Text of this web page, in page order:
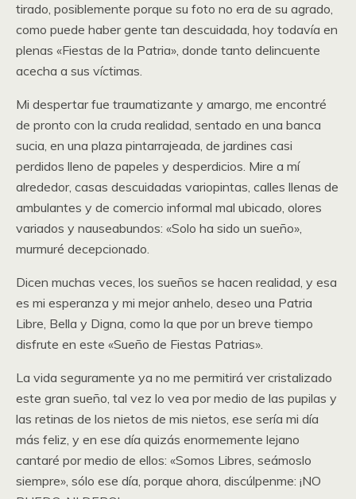
tirado, posiblemente porque su foto no era de su agrado,
como puede haber gente tan descuidada, hoy todavía en
plenas «Fiestas de la Patria», donde tanto delincuente
acecha a sus víctimas.
Mi despertar fue traumatizante y amargo, me encontré
de pronto con la cruda realidad, sentado en una banca
sucia, en una plaza pintarrajeada, de jardines casi
perdidos lleno de papeles y desperdicios. Mire a mí
alrededor, casas descuidadas variopintas, calles llenas de
ambulantes y de comercio informal mal ubicado, olores
variados y nauseabundos: «Solo ha sido un sueño»,
murmuré decepcionado.
Dicen muchas veces, los sueños se hacen realidad, y esa
es mi esperanza y mi mejor anhelo, deseo una Patria
Libre, Bella y Digna, como la que por un breve tiempo
disfrute en este «Sueño de Fiestas Patrias».
La vida seguramente ya no me permitirá ver cristalizado
este gran sueño, tal vez lo vea por medio de las pupilas y
las retinas de los nietos de mis nietos, ese sería mi día
más feliz, y en ese día quizás enormemente lejano
cantaré por medio de ellos: «Somos Libres, seámoslo
siempre», sólo ese día, porque ahora, discúlpenme: ¡NO